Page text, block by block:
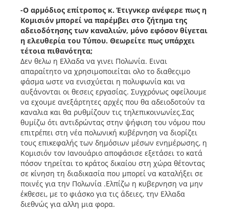
-Ο αρμόδιος επίτροπος κ. Έτιγνκερ ανέφερε πως η
Κομισιόν μπορεί να παρέμβει στο ζήτημα της
αδειοδότησης των καναλιών, μόνο εφόσον θίγεται
η ελευθερία του Τύπου. Θεωρείτε πως υπάρχει
τέτοια πιθανότητα;
Δεν θελω η Ελλαδα να γινει Πολωνία. Ειναι
απαραίτητο να χρησιμοποιείται ολο το διαθεςιμο
φάσμα ωστε να ενισχύεται η πολυφωνία και να
αυξάνονται οι θεσεις εργασίας. Συγχρόνως οφείλουμε
να εχουμε ανεξάρτητες αρχές που θα αδειοδοτούν τα
καναλια και θα ρυθμίζουν τις τηλεπικοινωνίες.Σας
θυμίζω ότι αντιδρώντας στην ψήφιση του νόμου που
επιτρέπει στη νέα πολωνική κυβέρνηση να διορίζει
τους επικεφαλής των δημόσιων μέσων ενημέρωσης, η
Κομισιόν τον Ιανουάριο αποφάσισε εξετάσει το κατά
πόσον τηρείται το κράτος δικαίου στη χώρα θέτοντας
σε κίνηση τη διαδικασία που μπορεί να καταλήξει σε
ποινές για την Πολωνία .Ελπίζω η κυβερνηση να μην
έκθεσει, με το φιάσκο για τις άδειες, την Ελλαδα
διεθνώς για αλλη μια φορα.